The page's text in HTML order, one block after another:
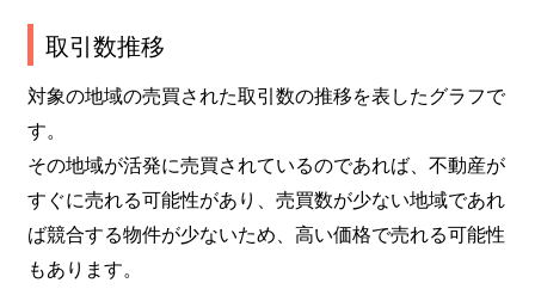
取引数推移
対象の地域の売買された取引数の推移を表したグラフで
す。
その地域が活発に売買されているのであれば、不動産が
すぐに売れる可能性があり、売買数が少ない地域であれ
ば競合する物件が少ないため、高い価格で売れる可能性
もあります。